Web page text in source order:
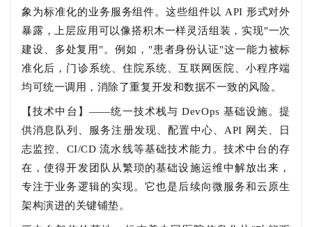
象为标准化的业务服务组件。这些组件以 API 形式对外
暴露，上层应用可以像搭积木一样灵活组装，实现"一次
建设、多处复用"。例如，"患者身份认证"这一能力被标
准化后，门诊系统、住院系统、互联网医院、小程序端
均可统一调用，消除了重复开发和数据不一致的风险。
【技术中台】——统一技术栈与 DevOps 基础设施。提
供消息队列、服务注册发现、配置中心、API 网关、日
志监控、CI/CD 流水线等基础技术能力。技术中台的存
在，使得开发团队从繁琐的基础设施运维中解放出来，
专注于业务逻辑的实现。它也是后续向微服务和云原生
架构演进的关键铺垫。